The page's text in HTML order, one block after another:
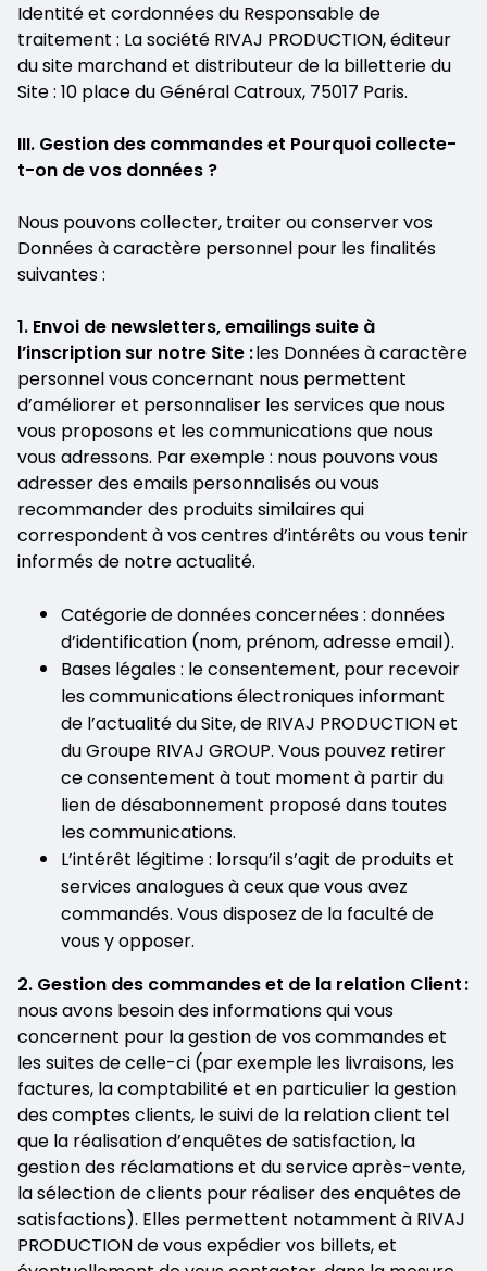
Identité et cordonnées du Responsable de
traitement : La société RIVAJ PRODUCTION, éditeur
du site marchand et distributeur de la billetterie du
Site : 10 place du Général Catroux, 75017 Paris.
III. Gestion des commandes et Pourquoi collecte-
t-on de vos données ?
Nous pouvons collecter, traiter ou conserver vos
Données à caractère personnel pour les finalités
suivantes :
1. Envoi de newsletters, emailings suite à
l’inscription sur notre Site :les Données à caractère
personnel vous concernant nous permettent
d’améliorer et personnaliser les services que nous
vous proposons et les communications que nous
vous adressons. Par exemple : nous pouvons vous
adresser des emails personnalisés ou vous
recommander des produits similaires qui
correspondent à vos centres d’intérêts ou vous tenir
informés de notre actualité.
Catégorie de données concernées : données
d’identification (nom, prénom, adresse email).
Bases légales : le consentement, pour recevoir
les communications électroniques informant
de l’actualité du Site, de RIVAJ PRODUCTION et
du Groupe RIVAJ GROUP. Vous pouvez retirer
ce consentement à tout moment à partir du
lien de désabonnement proposé dans toutes
les communications.
L’intérêt légitime : lorsqu’il s’agit de produits et
services analogues à ceux que vous avez
commandés. Vous disposez de la faculté de
vous y opposer.
2. Gestion des commandes et de la relation Client :
nous avons besoin des informations qui vous
concernent pour la gestion de vos commandes et
les suites de celle-ci (par exemple les livraisons, les
factures, la comptabilité et en particulier la gestion
des comptes clients, le suivi de la relation client tel
que la réalisation d’enquêtes de satisfaction, la
gestion des réclamations et du service après-vente,
la sélection de clients pour réaliser des enquêtes de
satisfactions). Elles permettent notamment à RIVAJ
PRODUCTION de vous expédier vos billets, et